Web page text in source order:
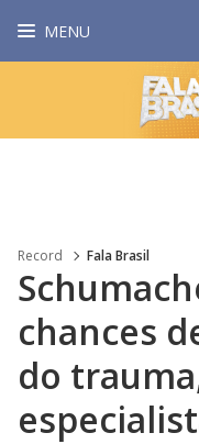
MENU
Record Fala Brasil
chances
do